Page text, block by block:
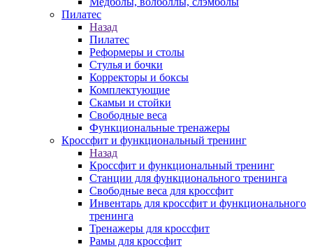
Пилатес
Назад
Пилатес
Реформеры и столы
Стулья и бочки
Корректоры и боксы
Комплектующие
Скамьи и стойки
Свободные веса
Функциональные тренажеры
Кроссфит и функциональный тренинг
Назад
Кроссфит и функциональный тренинг
Станции для функционального тренинга
Свободные веса для кроссфит
Инвентарь для кроссфит и функционального
тренинга
Тренажеры для кроссфит
Рамы для кроссфит